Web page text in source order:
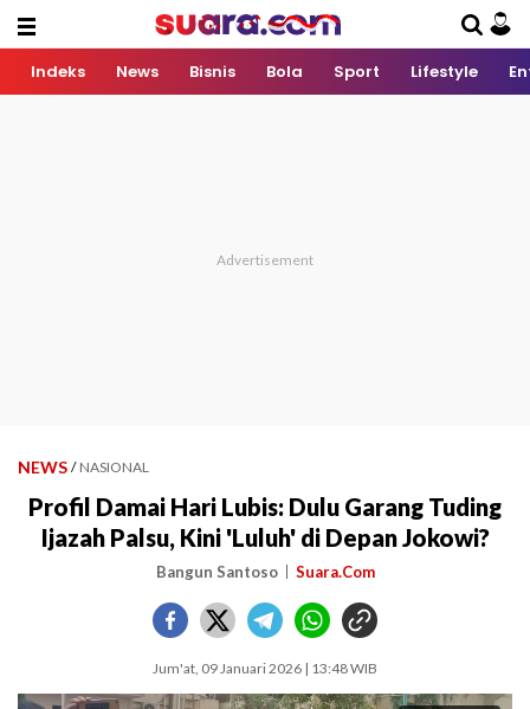
Indeks News Bisnis Bola Sport Lifestyle
NEWS / NASIONAL
Profil Damai Hari Lubis: Dulu Garang Tuding
Ijazah Palsu, Kini 'Luluh' di Depan Jokowi?
Bangun Santoso Suara.Com
Jum'at, 09 Januari 2026 | 13:48 WIB